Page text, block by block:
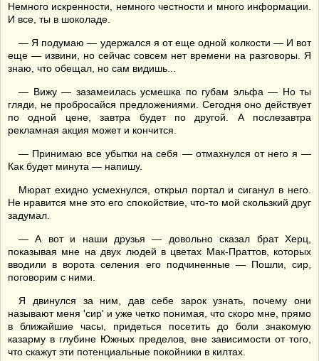
Немного искренности, немного честности и много информации.
И все, ты в шоколаде.
— Я подумаю — удержался я от еще одной колкости — И вот
еще — извини, но сейчас совсем нет времени на разговоры. Я
знаю, что обещал, но сам видишь...
— Вижу — зазамеилась усмешка по губам эльфа — Но ты
гляди, не пробросайся предложениями. Сегодня оно действует
по одной цене, завтра будет по другой. А послезавтра
рекламная акция может и кончится.
— Принимаю все убытки на себя — отмахнулся от него я —
Как будет минута — напишу.
Мюрат ехидно усмехнулся, открыл портал и сиганул в него.
Не нравится мне это его спокойствие, что-то мой скользкий друг
задумал.
— А вот и наши друзья — довольно сказал брат Херц,
показывая мне на двух людей в цветах Мак-Праттов, которых
вводили в ворота селения его подчиненные — Пошли, сир,
поговорим с ними.
Я двинулся за ним, дав себе зарок узнать, почему они
называют меня 'сир' и уже четко понимая, что скоро мне, прямо
в ближайшие часы, придеться посетить до боли знакомую
казарму в глубине Южных пределов, вне зависимости от того,
что скажут эти потенциальные покойники в килтах.